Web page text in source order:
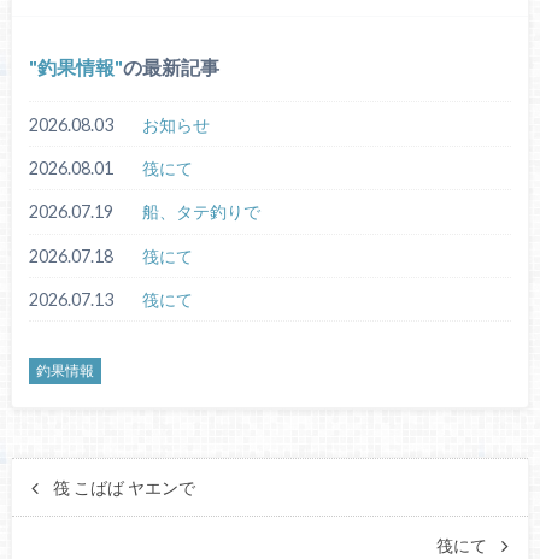
釣果情報 の最新記事
2026.08.03 お知らせ
2026.08.01 筏にて
2026.07.19 船、タテ釣りで
2026.07.18 筏にて
2026.07.13 筏にて
釣果情報
筏 こばば ヤエンで
筏にて